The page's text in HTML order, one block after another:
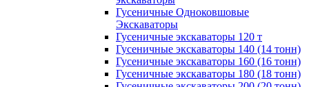
Гусеничные Одноковшовые
Экскаваторы
Гусеничные экскаваторы 120 т
Гусеничные экскаваторы 140 (14 тонн)
Гусеничные экскаваторы 160 (16 тонн)
Гусеничные экскаваторы 180 (18 тонн)